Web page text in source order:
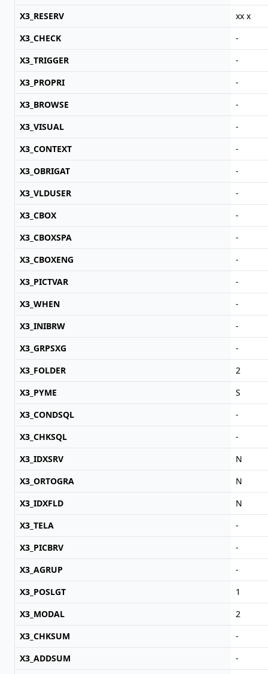
X3_RESERV
xx x
X3_CHECK
-
X3_TRIGGER
-
X3_PROPRI
-
X3_BROWSE
-
X3_VISUAL
-
X3_CONTEXT
-
X3_OBRIGAT
-
X3_VLDUSER
-
X3_CBOX
-
X3_CBOXSPA
-
X3_CBOXENG
-
X3_PICTVAR
-
X3_WHEN
-
X3_INIBRW
-
X3_GRPSXG
-
X3_FOLDER
2
X3_PYME
S
X3_CONDSQL
-
X3_CHKSQL
-
X3_IDXSRV
N
X3_ORTOGRA
N
X3_IDXFLD
N
X3_TELA
-
X3_PICBRV
-
X3_AGRUP
-
X3_POSLGT
1
X3_MODAL
2
X3_CHKSUM
-
X3_ADDSUM
-